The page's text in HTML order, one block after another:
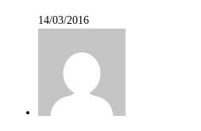
14/03/2016